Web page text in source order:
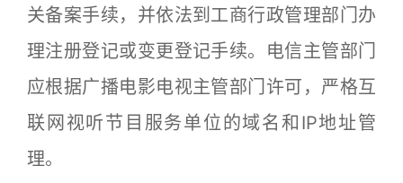
关备案手续，并依法到工商行政管理部门办
理注册登记或变更登记手续。电信主管部门
应根据广播电影电视主管部门许可，严格互
联网视听节目服务单位的域名和IP地址管
理。